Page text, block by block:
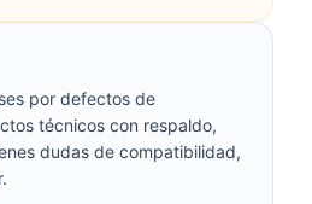
por defectos de
técnicos con respaldo,
dudas de compatibilidad,